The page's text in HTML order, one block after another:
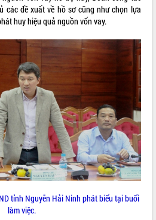
chế
các đề xuất về hồ sơ cũng như chọn lựa
huy hiệu quả nguồn vốn vay.
tỉnh Nguyễn Hải Ninh phát biểu tại buổi
làm việc.